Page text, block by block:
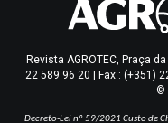
Revista AGROTEC, Praça
22 589 96 20 | Fax : (+351)
©
Decreto-Lei nº 59/2021 Custo de